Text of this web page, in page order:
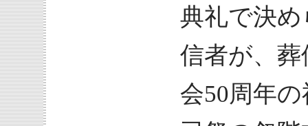
典礼で決
信者が、
会50周年